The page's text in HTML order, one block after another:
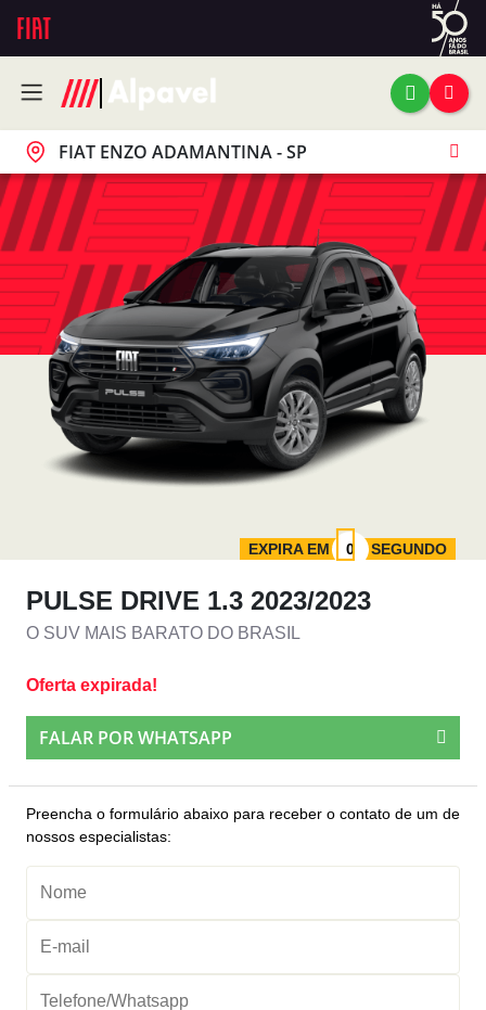
FIAT ENZO ADAMANTINA - SP
EXPIRA EM SEGUNDO
PULSE DRIVE 1.3 2023/2023
O SUV MAIS BARATO DO BRASIL
Oferta expirada!
FALAR POR WHATSAPP
Preencha o formulário abaixo para receber o contato de um de
nossos especialistas: